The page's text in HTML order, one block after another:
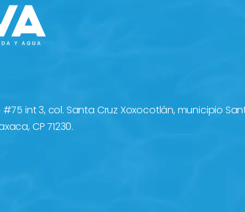
int 3, col. Santa Cruz Xoxocotlán, municipio
CP 71230.